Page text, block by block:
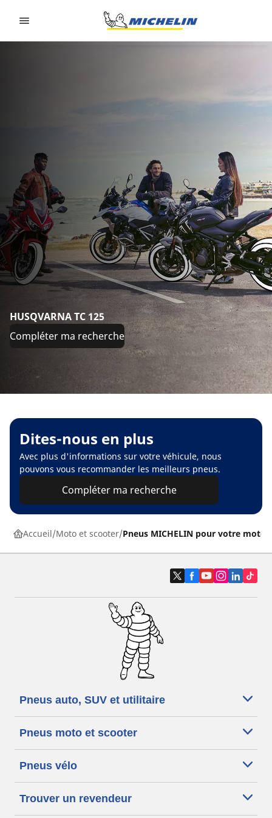
HUSQVARNA TC 125
Compléter ma recherche
Dites-nous en plus
Avec plus d'informations sur votre véhicule, nous
pouvons vous recommander les meilleurs pneus.
Compléter ma recherche
Accueil Moto et scooter Pneus MICHELIN pour votre moto
Pneus auto, SUV et utilitaire
Pneus moto et scooter
Pneus vélo
Trouver un revendeur